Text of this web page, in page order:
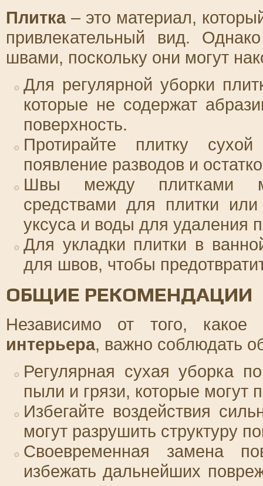
Плитка– это материал,
привлекательный вид.
швами, поскольку они могут
Для регулярной уборки
которые не содержат
поверхность.
Протирайте плитку
появление разводов и
Швы между плитками
средствами для плитки
уксуса и воды для удаления
Для укладки плитки в
для швов, чтобы
ОБЩИЕ РЕКОМЕНДАЦИИ
Независимо от того,
интерьера, важно соблюдать
Регулярная сухая уборка
пыли и грязи, которые могут
Избегайте воздействия
могут разрушить структуру
Своевременная замена
избежать дальнейших